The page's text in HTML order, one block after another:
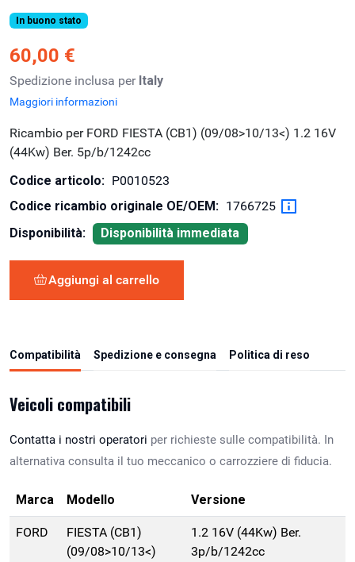
In buono stato
60,00 €
Spedizione inclusa per Italy
Maggiori informazioni
Ricambio per FORD FIESTA (CB1) (09/08>10/13<) 1.2 16V
(44Kw) Ber. 5p/b/1242cc
Codice articolo: P0010523
Codice ricambio originale OE/OEM: 1766725
Disponibilità:
Disponibilità immediata
Aggiungi al carrello
Compatibilità Spedizione e consegna Politica di reso
Veicoli compatibili
Contatta i nostri operatori per richieste sulle compatibilità. In
alternativa consulta il tuo meccanico o carrozziere di fiducia.
Marca Modello Versione
FORD
FIESTA (CB1)
(09/08>10/13<)
1.2 16V (44Kw) Ber.
3p/b/1242cc